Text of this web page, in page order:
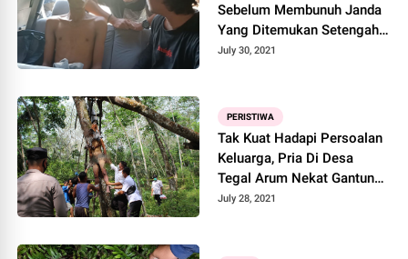
Sebelum Membunuh Janda
Yang Ditemukan Setengah
Bugil
July 30, 2021
PERISTIWA
Tak Kuat Hadapi Persoalan
Keluarga, Pria Di Desa
Tegal Arum Nekat Gantung
Diri
July 28, 2021